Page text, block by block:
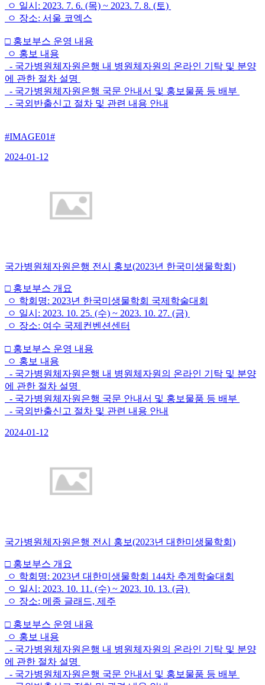
ㅇ 일시: 2023. 7. 6. (목) ~ 2023. 7. 8. (토)
ㅇ 장소: 서울 코엑스
□ 홍보부스 운영 내용
ㅇ 홍보 내용
- 국가병원체자원은행 내 병원체자원의 온라인 기탁 및 분양
에 관한 절차 설명
- 국가병원체자원은행 국문 안내서 및 홍보물품 등 배부
- 국외반출신고 절차 및 관련 내용 안내
#IMAGE01#
2024-01-12
국가병원체자원은행 전시 홍보(2023년 한국미생물학회)
□ 홍보부스 개요
ㅇ 학회명: 2023년 한국미생물학회 국제학술대회
ㅇ 일시: 2023. 10. 25. (수) ~ 2023. 10. 27. (금)
ㅇ 장소: 여수 국제컨벤션센터
□ 홍보부스 운영 내용
ㅇ 홍보 내용
- 국가병원체자원은행 내 병원체자원의 온라인 기탁 및 분양
에 관한 절차 설명
- 국가병원체자원은행 국문 안내서 및 홍보물품 등 배부
- 국외반출신고 절차 및 관련 내용 안내
2024-01-12
국가병원체자원은행 전시 홍보(2023년 대한미생물학회)
□ 홍보부스 개요
ㅇ 학회명: 2023년 대한미생물학회 144차 추계학술대회
ㅇ 일시: 2023. 10. 11. (수) ~ 2023. 10. 13. (금)
ㅇ 장소: 메종 글래드, 제주
□ 홍보부스 운영 내용
ㅇ 홍보 내용
- 국가병원체자원은행 내 병원체자원의 온라인 기탁 및 분양
에 관한 절차 설명
- 국가병원체자원은행 국문 안내서 및 홍보물품 등 배부